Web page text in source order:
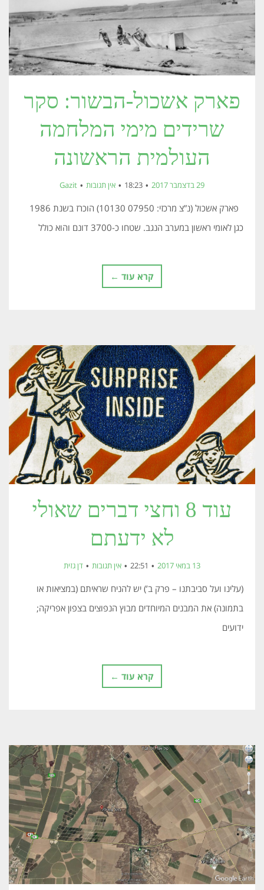
פארק אשכול-הבשור: סקר
שרידים מימי המלחמה
העולמית הראשונה
29 בדצמבר 2017 18:23 אין תגובות Gazit
פארק אשכול (נ”צ מרכזי: 07950 10130) הוכרז בשנת 1986
כגן לאומי ראשון במערב הנגב. שטחו כ-3700 דונם והוא כולל
קרא עוד ←
עוד 8 וחצי דברים שאולי
לא ידעתם
13 במאי 2017 22:51 אין תגובות דן גזית
(עלינו ועל סביבתנו – פרק ב’) יש להניח שראיתם (במציאות או
בתמונה) את המבנים המיוחדים מבוץ הנפוצים בצפון אפריקה;
ידועים
קרא עוד ←